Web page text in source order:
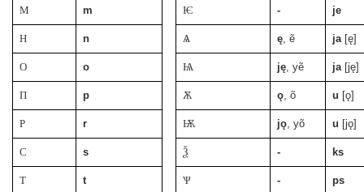
М m Ѥ - je
Н n Ѧ ę, ẽ ja[ę]
О o Ѩ ję, yẽ ja[ję]
П p Ѫ ǫ, õ u [ǫ]
Р r Ѭ jǫ, yõ u [jǫ]
С s Ѯ - ks
Т t Ѱ - ps